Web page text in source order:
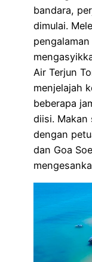
bandara,
dimulai.
Air Terjun
menjelajah
beberapa
diisi. Makan
dengan
dan Goa